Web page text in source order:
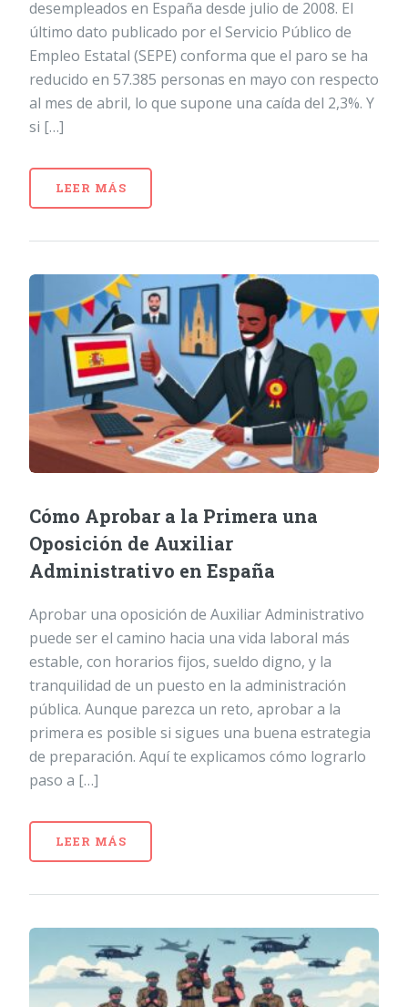
desempleados en España desde julio de 2008. El
último dato publicado por el Servicio Público de
Empleo Estatal (SEPE) conforma que el paro se ha
reducido en 57.385 personas en mayo con respecto
al mes de abril, lo que supone una caída del 2,3%. Y
si […]
LEER MÁS
Cómo Aprobar a la Primera una
Oposición de Auxiliar
Administrativo en España
Aprobar una oposición de Auxiliar Administrativo
puede ser el camino hacia una vida laboral más
estable, con horarios fijos, sueldo digno, y la
tranquilidad de un puesto en la administración
pública. Aunque parezca un reto, aprobar a la
primera es posible si sigues una buena estrategia
de preparación. Aquí te explicamos cómo lograrlo
paso a […]
LEER MÁS